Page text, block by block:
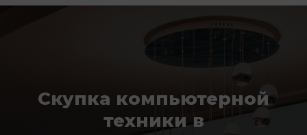
Скупка компьютерной
техники в